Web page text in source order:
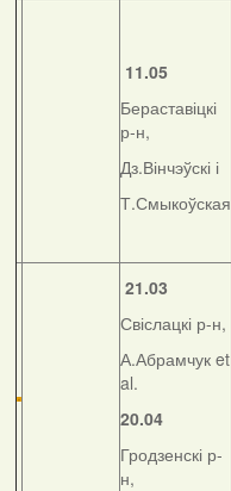
11.05
Бераставіцкі
р-н,
Дз.Вінчэўскі і
Т.Смыкоўская
21.03
Свіслацкі р-н,
А.Абрамчук et
al.
20.04
Гродзенскі р-
н,